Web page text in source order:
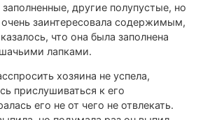
другие полупустые, но
заинтересовала содержимым,
что она была заполнена
лапками.
хозяина не успела,
прислушиваться к его
его не от чего не отвлекать.